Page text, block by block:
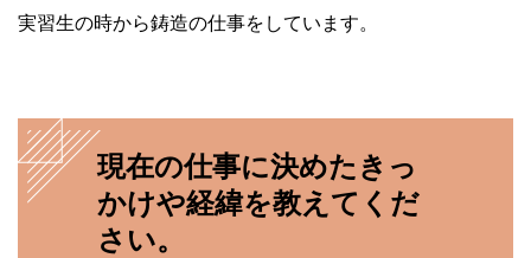
実習生の時から鋳造の仕事をしています。
現在の仕事に決めたきっ
かけや経緯を教えてくだ
さい。